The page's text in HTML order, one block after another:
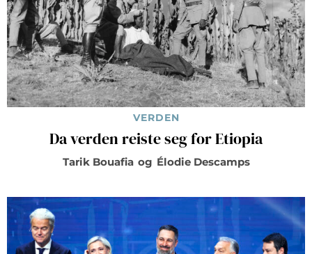
VERDEN
Da verden reiste seg for Etiopia
Tarik Bouafia og Élodie Descamps